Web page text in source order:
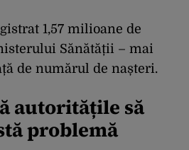
1,57 milioane de
Sănătății – mai
de numărul de nașteri.
autoritățile să
problemă